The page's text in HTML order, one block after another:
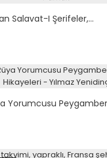
Salavat-I Şerifeler,...
Yorumcusu